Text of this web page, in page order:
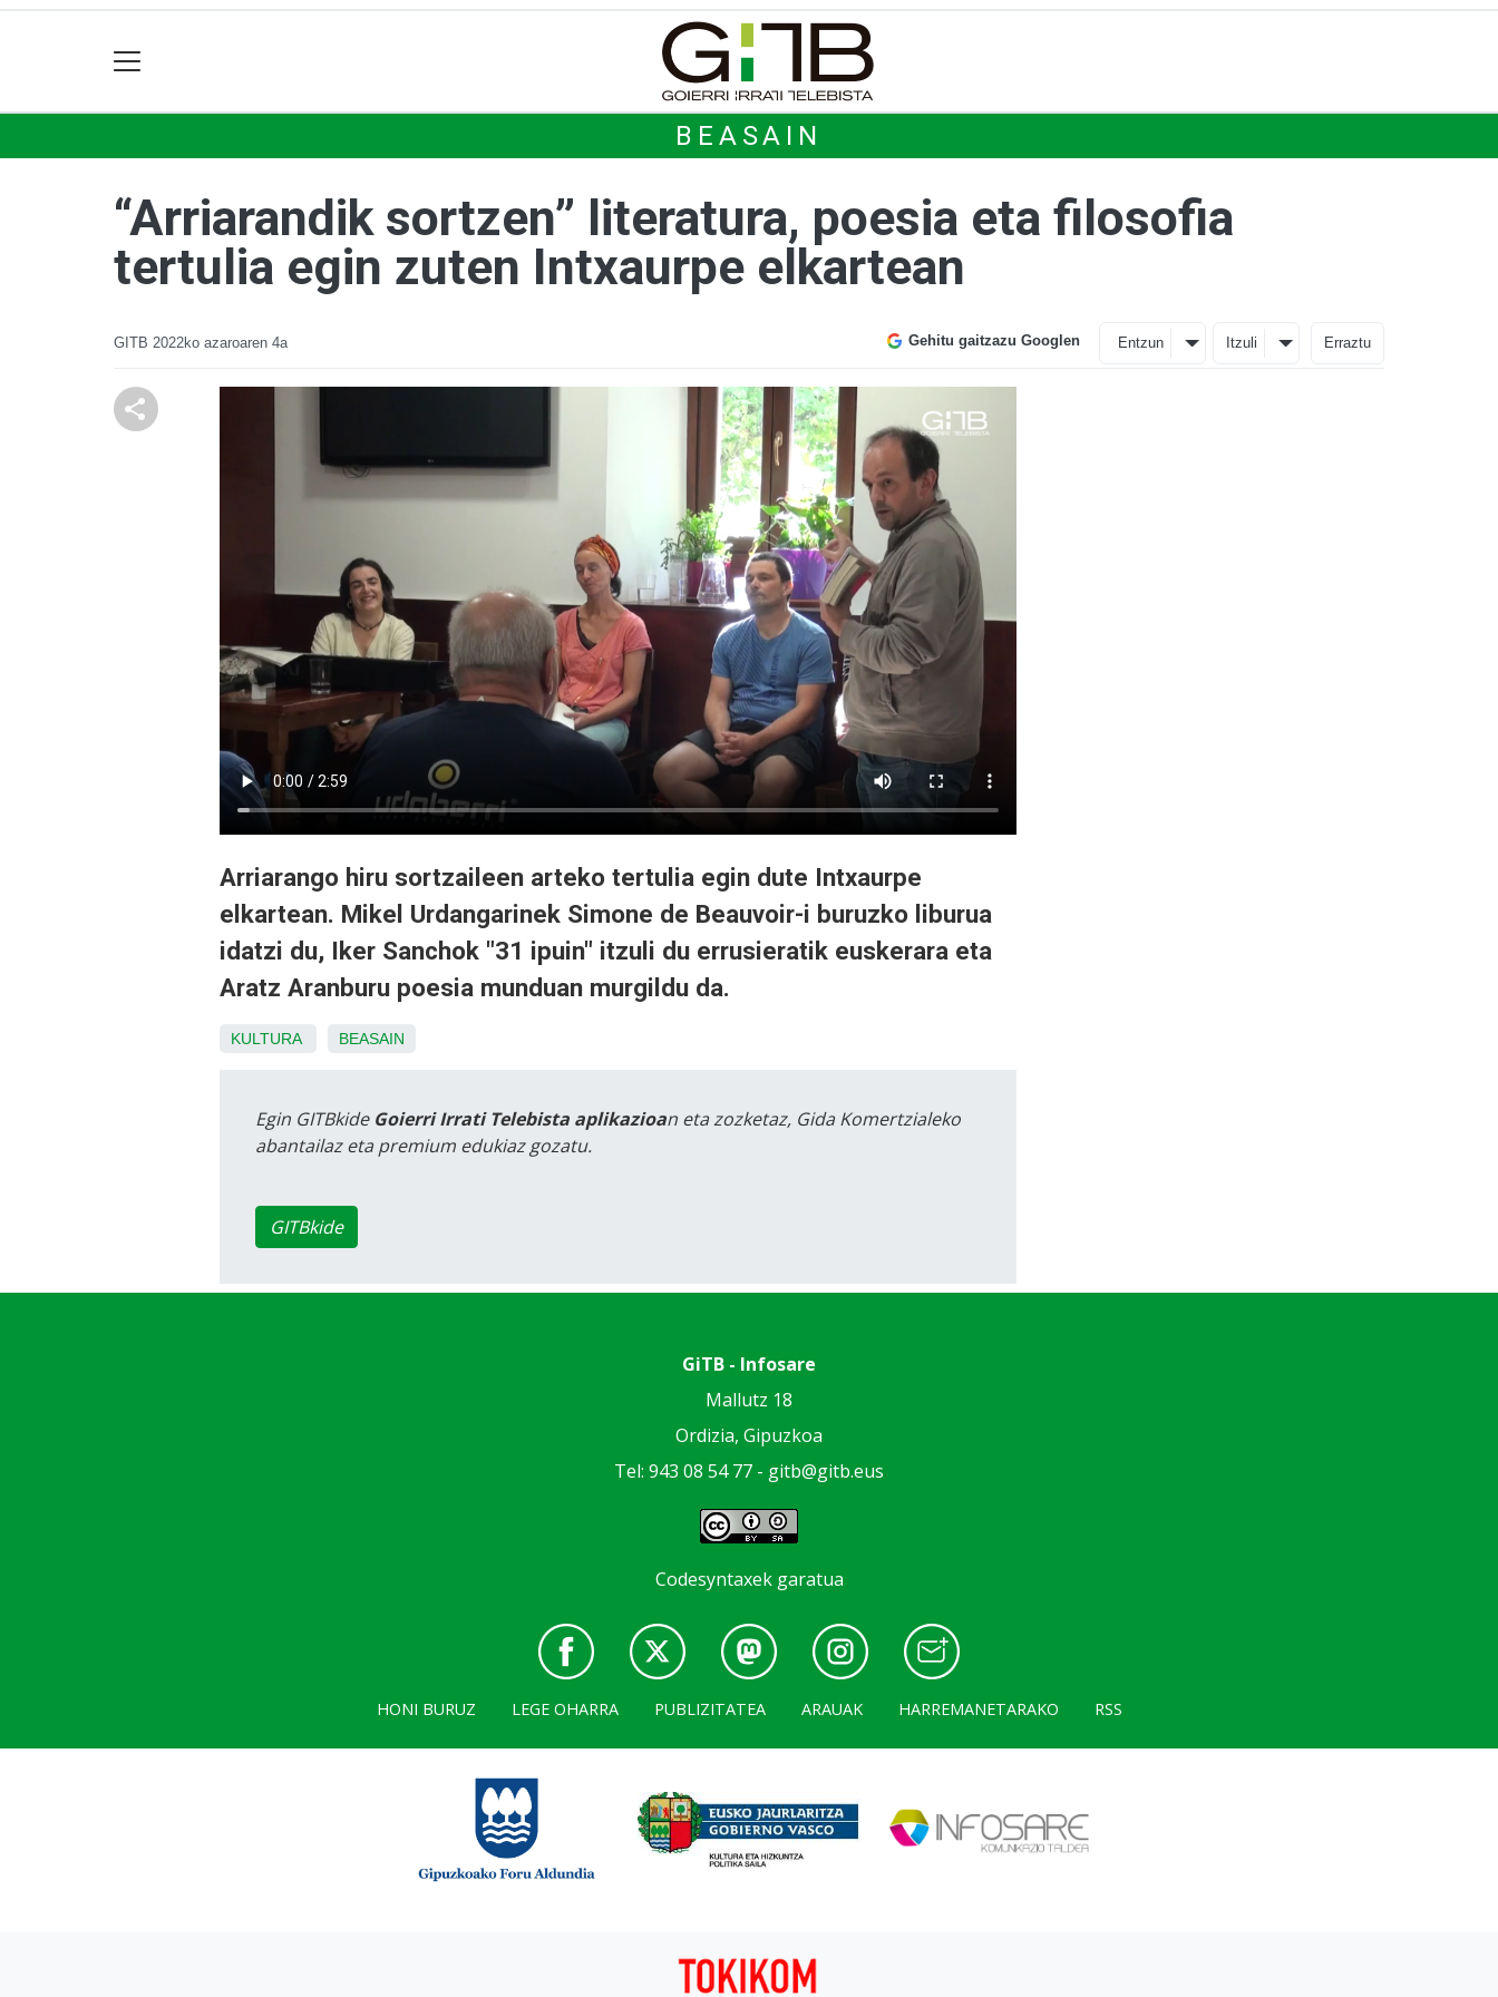
BEASAIN
“Arriarandik sortzen” literatura, poesia eta filosofia
tertulia egin zuten Intxaurpe elkartean
GITB 2022ko azaroaren 4a Gehitu gaitzazu Googlen Entzun Itzuli Erraztu
Arriarango hiru sortzaileen arteko tertulia egin dute Intxaurpe
elkartean. Mikel Urdangarinek Simone de Beauvoir-i buruzko liburua
idatzi du, Iker Sanchok "31 ipuin" itzuli du errusieratik euskerara eta
Aratz Aranburu poesia munduan murgildu da.
KULTURA BEASAIN
Egin GITBkide Goierri Irrati Telebista aplikazioan eta zozketaz, Gida Komertzialeko
abantailaz eta premium edukiaz gozatu.
GITBkide
GiTB - Infosare
Mallutz 18
Ordizia, Gipuzkoa
Tel: 943 08 54 77 - gitb@gitb.eus
Codesyntaxek garatua
HONI BURUZ LEGE OHARRA PUBLIZITATEA ARAUAK HARREMANETARAKO RSS